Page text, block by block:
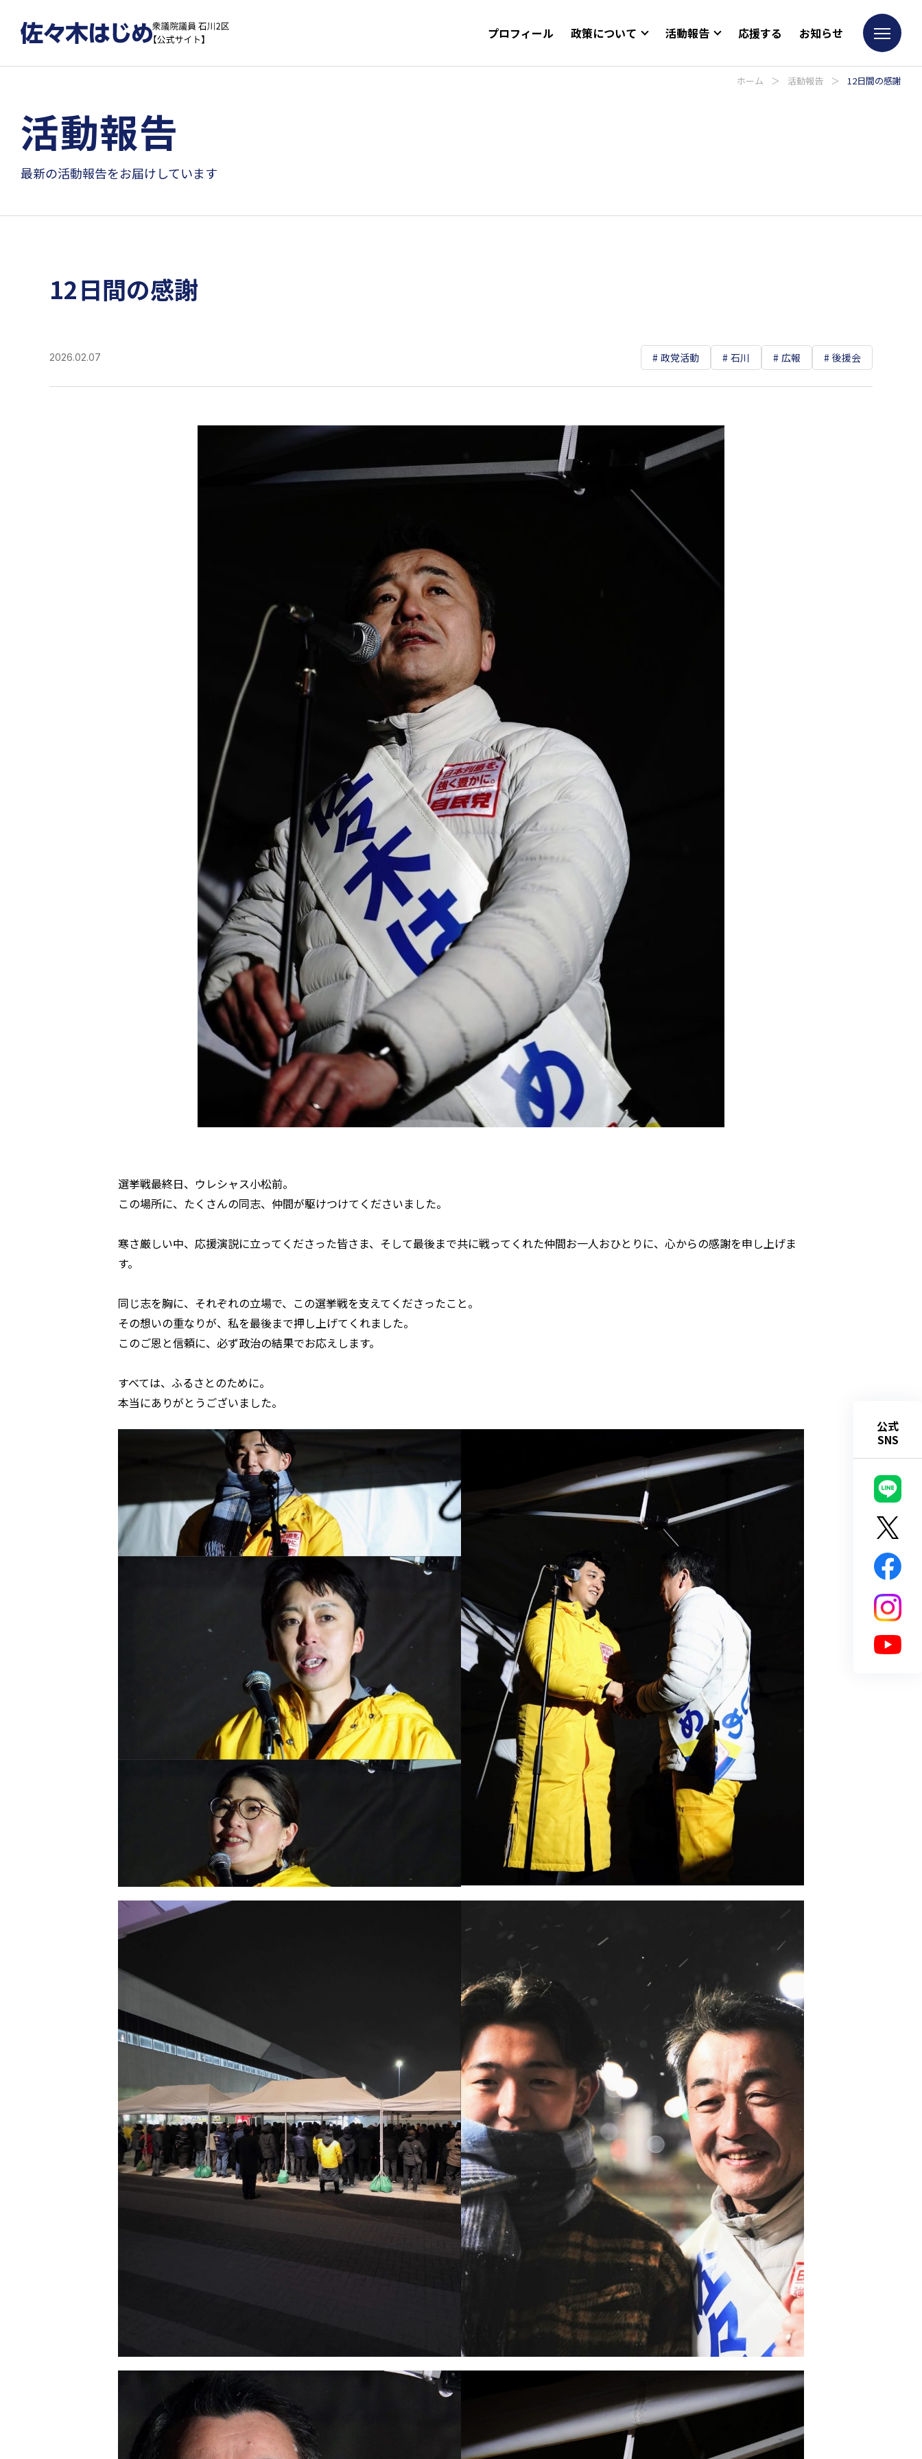
プロフィール 政策について 活動報告 応援する お知らせ
ホーム ＞ 活動報告 ＞ 12日間の感謝
活動報告
最新の活動報告をお届けしています
12日間の感謝
2026.02.07 政党活動 石川 広報 後援会
選挙戦最終日、ウレシャス小松前。
この場所に、たくさんの同志、仲間が駆けつけてくださいました。
寒さ厳しい中、応援演説に立ってくださった皆さま、そして最後まで共に戦ってくれた仲間お一人おひとりに、心からの感謝を申し上げま
す。
同じ志を胸に、それぞれの立場で、この選挙戦を支えてくださったこと。
その想いの重なりが、私を最後まで押し上げてくれました。
このご恩と信頼に、必ず政治の結果でお応えします。
すべては、ふるさとのために。
本当にありがとうございました。
公式
SNS